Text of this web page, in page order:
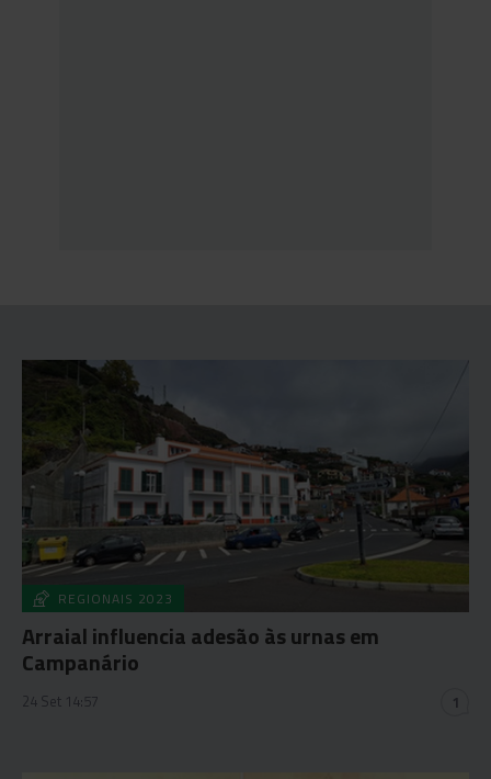
REGIONAIS 2023
Arraial influencia adesão às urnas em
Campanário
24 Set 14:57 1